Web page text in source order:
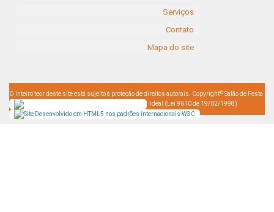
Serviços
Contato
Mapa do site
O inteiro teor deste site está sujeito à proteção de direitos autorais. Copyright© Salão de Festa
Ideal (Lei 9610 de 19/02/1998)